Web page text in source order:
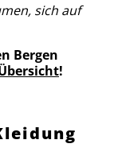
sich auf
Bergen
!